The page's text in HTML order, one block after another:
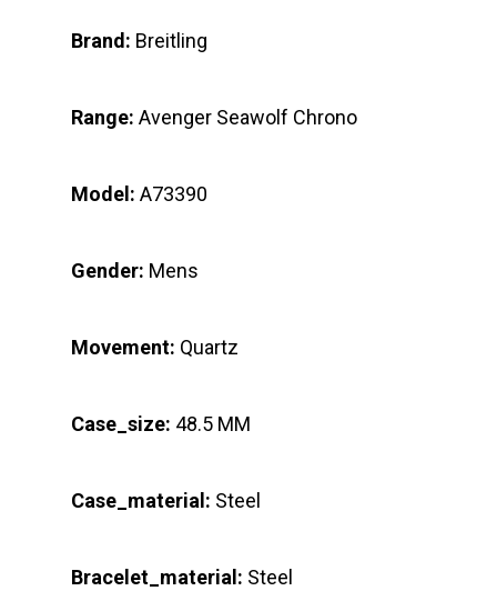
Brand: Breitling
Range: Avenger Seawolf Chrono
Model: A73390
Gender: Mens
Movement: Quartz
Case_size: 48.5 MM
Case_material: Steel
Bracelet_material: Steel